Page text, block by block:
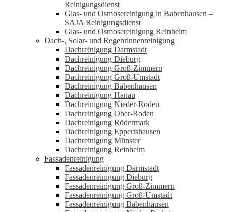
Reinigungsdienst
Glas- und Osmosereinigung in Babenhausen –
SAJA Reinigungsdienst
Glas- und Osmosereinigung Reinheim
Dach-, Solar- und Regenrinnenreinigung
Dachreinigung Darmstadt
Dachreinigung Dieburg
Dachreinigung Groß-Zimmern
Dachreinigung Groß-Umstadt
Dachreinigung Babenhausen
Dachreinigung Hanau
Dachreinigung Nieder-Roden
Dachreinigung Ober-Roden
Dachreinigung Rödermark
Dachreinigung Eppertshausen
Dachreinigung Münster
Dachreinigung Reinheim
Fassadenreinigung
Fassadenreinigung Darmstadt
Fassadenreinigung Dieburg
Fassadenreinigung Groß-Zimmern
Fassadenreinigung Groß-Umstadt
Fassadenreinigung Babenhausen